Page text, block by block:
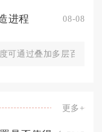
进程 08-08
可通过叠加多层百分
更多+